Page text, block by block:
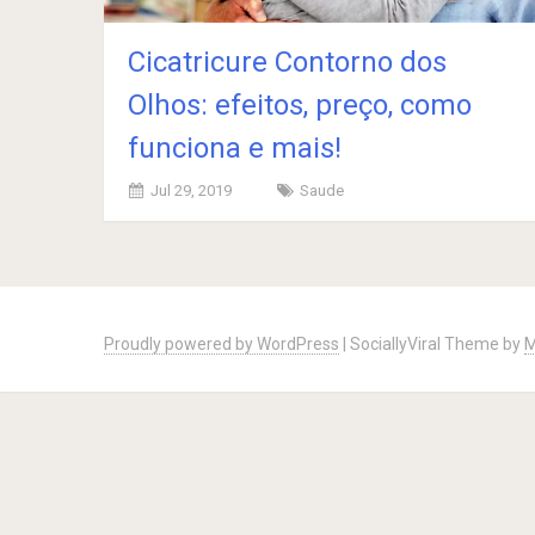
Cicatricure Contorno dos
Olhos: efeitos, preço, como
funciona e mais!
Jul 29, 2019 Saude
navigation
Proudly powered by WordPress SociallyViral Theme by